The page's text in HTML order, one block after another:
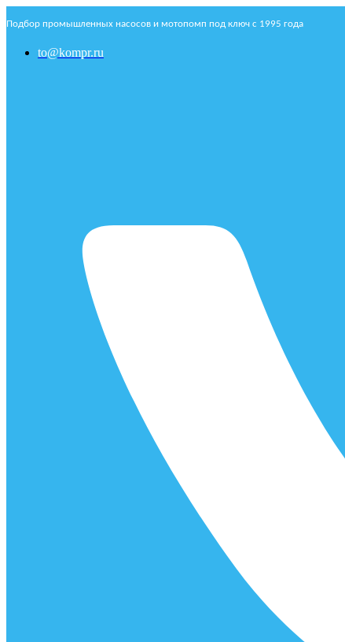
Подбор промышленных насосов и мотопомп под ключ с 1995 года
to@kompr.ru